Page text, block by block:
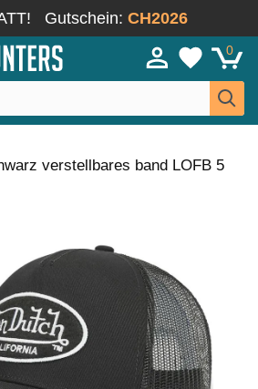
Gutschein: CH2026
0
verstellbares band LOFB 5